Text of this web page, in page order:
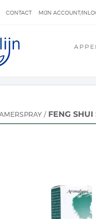
CONTACT MIJN ACCOUNT/
/ FENG